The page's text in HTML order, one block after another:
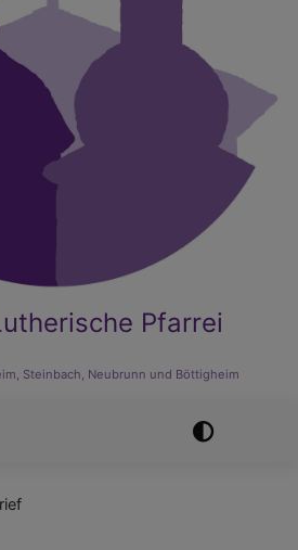
Pfarrei
Steinbach, Neubrunn und Böttigheim